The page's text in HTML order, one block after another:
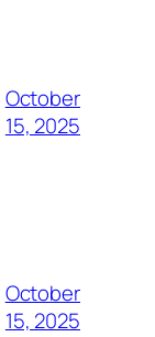
October
15, 2025
October
15, 2025